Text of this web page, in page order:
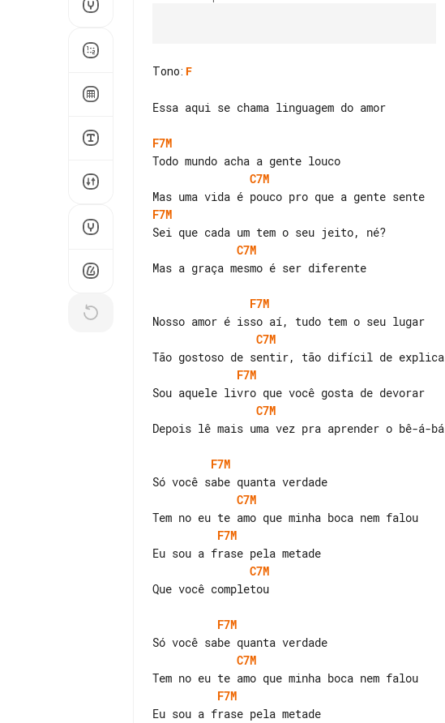
Tono: F
Essa aqui se chama linguagem do amor
F7M
C7M
F7M
C7M
Mas a graça mesmo é ser diferente
F7M
C7M
F7M
C7M
Depois lê mais uma vez pra aprender o bê-á-bá
F7M
C7M
F7M
C7M
Que você completou
F7M
C7M
F7M